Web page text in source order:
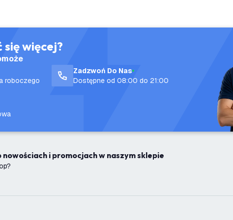
się więcej?
roboczego
Zadzwoń Do Nas
Dostępne od 08:00 do 21:00
nowościach i promocjach w naszym sklepie